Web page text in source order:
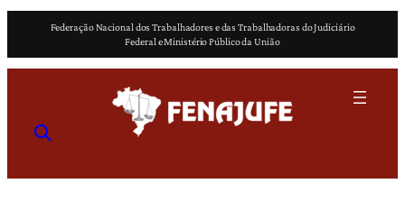
o
Federação Nacional dos Trabalhadores e das Trabalhadoras do Judiciário
Federal e Ministério Público da União